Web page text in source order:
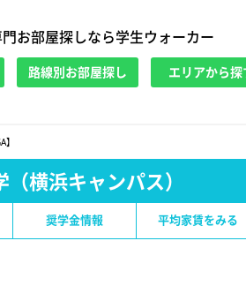
お部屋探しなら学生ウォーカー
路線別お部屋探し エリアから探
横浜キャンパス）
奨学金情報 平均家賃をみる